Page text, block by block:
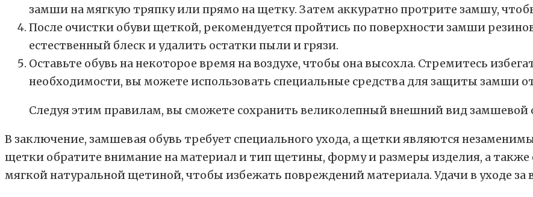
замши на мягкую тряпку или прямо на щетку. Затем аккуратно протрите замшу,
После очистки обуви щеткой, рекомендуется пройтись по поверхности замши
естественный блеск и удалить остатки пыли и грязи.
Оставьте обувь на некоторое время на воздухе, чтобы она высохла. Стремитесь
необходимости, вы можете использовать специальные средства для защиты замши
Следуя этим правилам, вы сможете сохранить великолепный внешний вид замшевой
В заключение, замшевая обувь требует специального ухода, а щетки являются
щетки обратите внимание на материал и тип щетины, форму и размеры изделия, а также
мягкой натуральной щетиной, чтобы избежать повреждений материала. Удачи в уходе